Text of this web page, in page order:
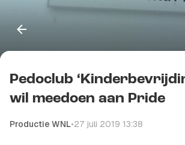
Pedoclub
wil meedoen aan Pride
Productie WNL•27 juli 2019 13:38